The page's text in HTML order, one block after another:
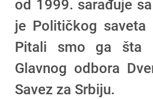
od 1999. sarađuje
je Političkog saveta
Pitali smo ga šta
Glavnog odbora
Savez za Srbiju.